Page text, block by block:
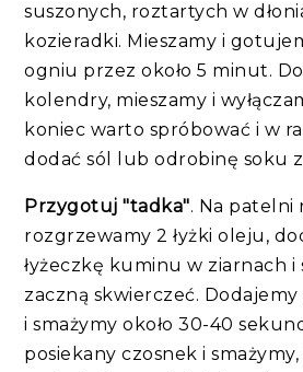
suszonych, roztartych w
kozieradki. Mieszamy i
ogniu przez około 5 minut.
kolendry, mieszamy i
koniec warto spróbować i w
dodać sól lub odrobinę soku
Przygotuj "tadka". Na patelni
rozgrzewamy 2 łyżki oleju,
łyżeczkę kuminu w ziarnach i
zaczną skwierczeć. Dodajemy
i smażymy około 30-40
posiekany czosnek i smażymy,